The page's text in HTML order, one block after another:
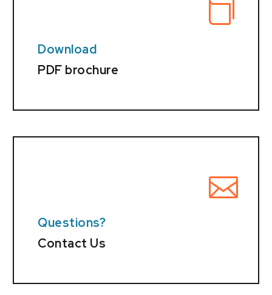
Download
PDF brochure
Questions?
Contact Us